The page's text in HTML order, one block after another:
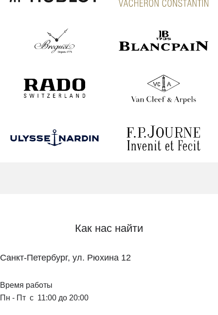
Как нас найти
Санкт-Петербург, ул. Рюхина 12
Время работы
Пн - Пт с 11:00 до 20:00